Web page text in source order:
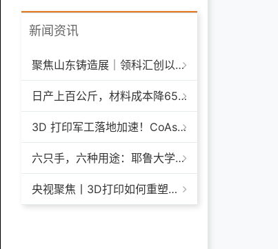
新闻资讯
聚焦山东铸造展｜领科汇创以 3D 打印技术赋能铸造模具革新
日产上百公斤，材料成本降65%+，领科汇创FGF颗粒料3D打印机
3D 打印军工落地加速！CoAspire 入选美军 FAMM 导弹项目，RAACM 巡航导弹依托增材制造推进量产
六只手，六种用途：耶鲁大学开发成本仅几百美元的3D打印多功能假肢套装
央视聚焦丨3D打印如何重塑航天制造——1毫米